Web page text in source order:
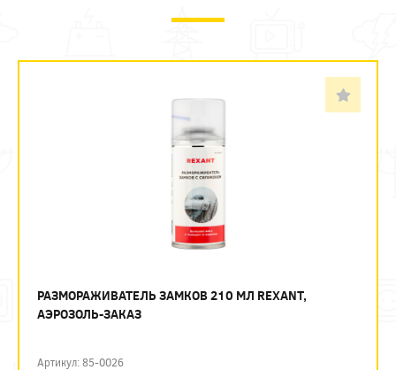
РАЗМОРАЖИВАТЕЛЬ ЗАМКОВ 210 МЛ REXANT,
АЭРОЗОЛЬ-ЗАКАЗ
Артикул: 85-0026